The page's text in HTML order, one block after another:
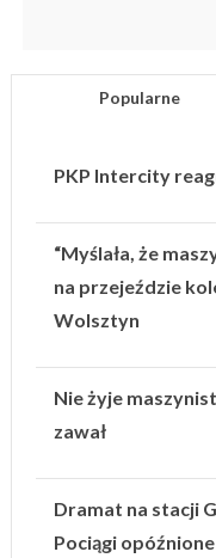
Popularne
PKP Intercity
“Myślała, że
na przejeździe
Wolsztyn
Nie żyje
zawał
Dramat na stacji
Pociągi opóźnione